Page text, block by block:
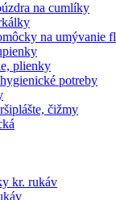
na cumlíky
na umývanie
plienky
potreby
čižmy
kr. rukáv